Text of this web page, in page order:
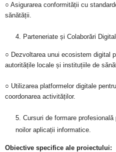
○ Asigurarea conformității cu
sănătății.
Parteneriate și Colaborări
○ Dezvoltarea unui ecosistem digital
autoritățile locale și instituțiile de
○ Utilizarea platformelor digitale
coordonarea activităților.
Cursuri de formare
noilor aplicații informatice.
Obiective specifice ale proiectului: